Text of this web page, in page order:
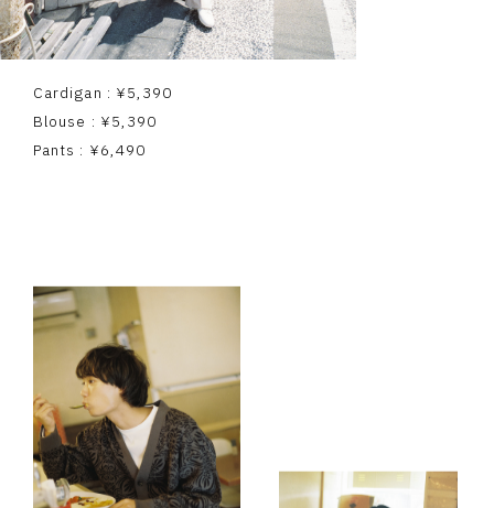
Cardigan : ¥5,390
Blouse : ¥5,390
Pants : ¥6,490